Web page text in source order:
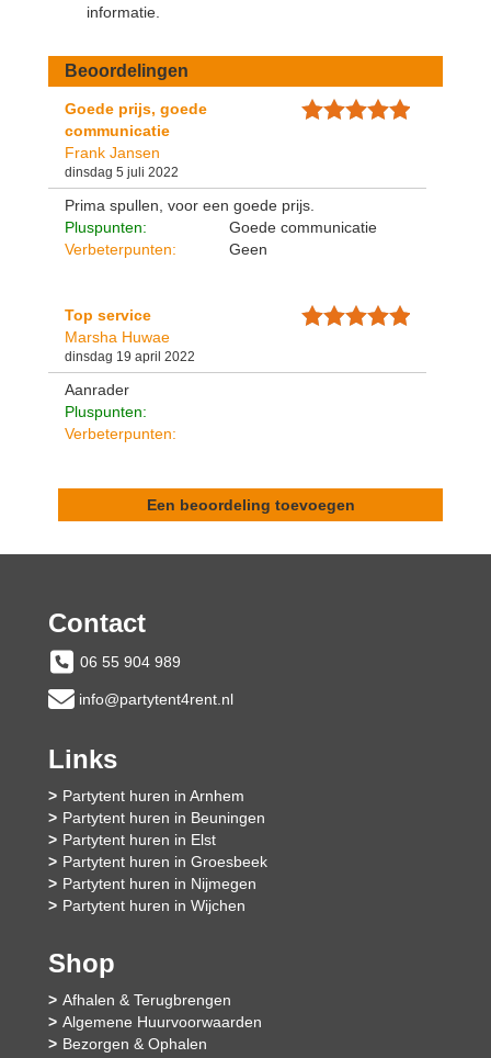
informatie.
Beoordelingen
Goede prijs, goede
communicatie
Frank Jansen
dinsdag 5 juli 2022
Prima spullen, voor een goede prijs.
Pluspunten:
Goede communicatie
Verbeterpunten:
Geen
Top service
Marsha Huwae
dinsdag 19 april 2022
Aanrader
Pluspunten:
Verbeterpunten:
Een beoordeling toevoegen
Contact
06 55 904 989
info@partytent4rent.nl
Links
Partytent huren in Arnhem
Partytent huren in Beuningen
Partytent huren in Elst
Partytent huren in Groesbeek
Partytent huren in Nijmegen
Partytent huren in Wijchen
Shop
Afhalen & Terugbrengen
Algemene Huurvoorwaarden
Bezorgen & Ophalen